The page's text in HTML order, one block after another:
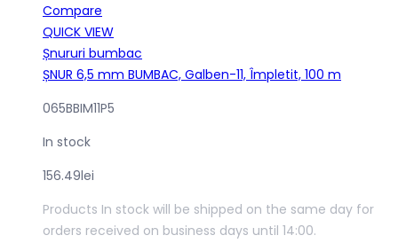
Compare
QUICK VIEW
Șnururi bumbac
ȘNUR 6,5 mm BUMBAC, Galben-11, Împletit, 100 m
065BBIM11P5
In stock
156.49lei
Products In stock will be shipped on the same day for
orders received on business days until 14:00.